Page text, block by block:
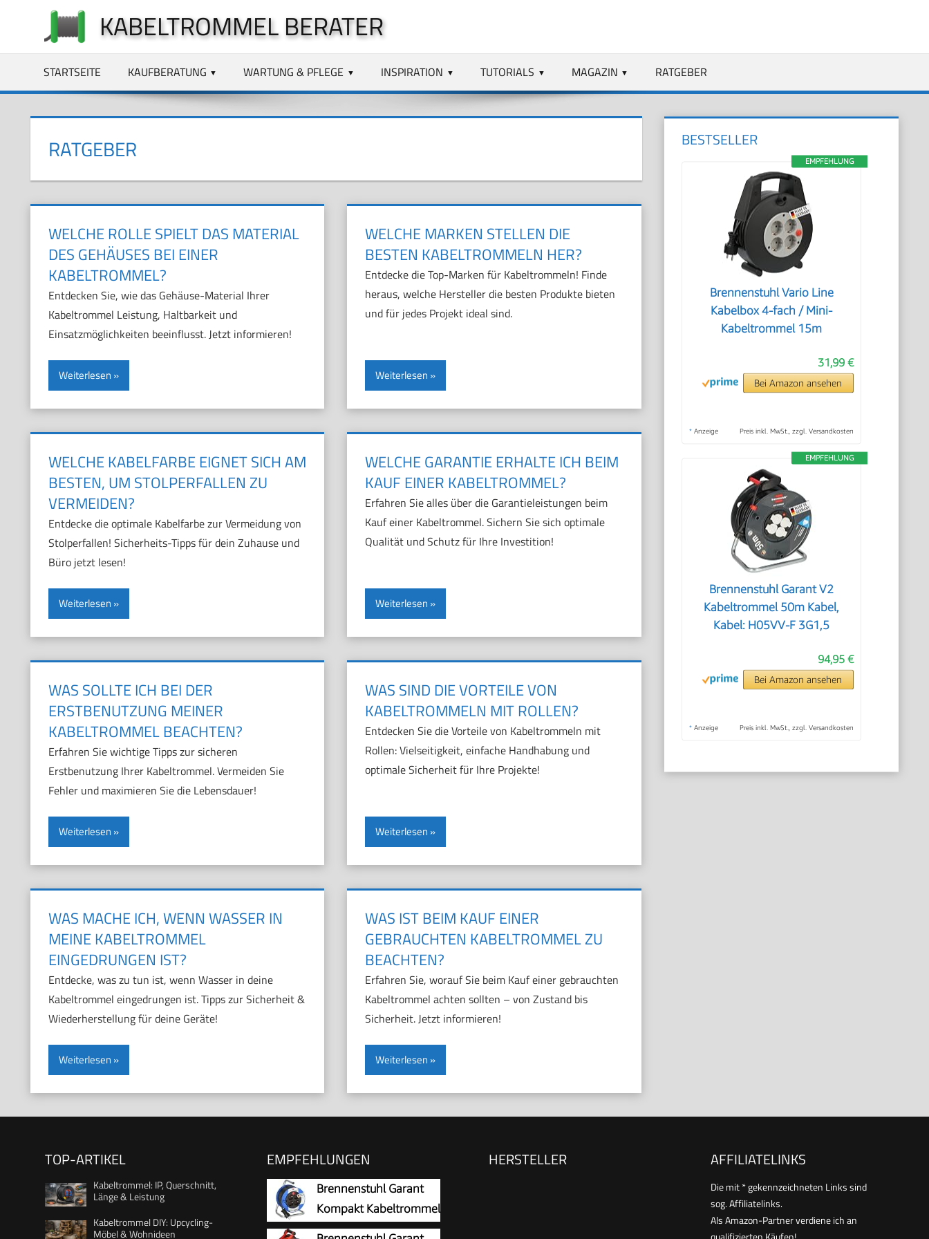
springen
KABELTROMMEL BERATER
STARTSEITE KAUFBERATUNG WARTUNG & PFLEGE INSPIRATION TUTORIALS MAGAZIN RATGEBER
RATGEBER
WELCHE ROLLE SPIELT DAS MATERIAL
DES GEHÄUSES BEI EINER
KABELTROMMEL?
Entdecken Sie, wie das Gehäuse-Material Ihrer
Kabeltrommel Leistung, Haltbarkeit und
Einsatzmöglichkeiten beeinflusst. Jetzt informieren!
Weiterlesen
WELCHE MARKEN STELLEN DIE
BESTEN KABELTROMMELN HER?
Entdecke die Top-Marken für Kabeltrommeln! Finde
heraus, welche Hersteller die besten Produkte bieten
und für jedes Projekt ideal sind.
Weiterlesen
WELCHE KABELFARBE EIGNET SICH AM
BESTEN, UM STOLPERFALLEN ZU
VERMEIDEN?
Entdecke die optimale Kabelfarbe zur Vermeidung von
Stolperfallen! Sicherheits-Tipps für dein Zuhause und
Büro jetzt lesen!
Weiterlesen
WELCHE GARANTIE ERHALTE ICH BEIM
KAUF EINER KABELTROMMEL?
Erfahren Sie alles über die Garantieleistungen beim
Kauf einer Kabeltrommel. Sichern Sie sich optimale
Qualität und Schutz für Ihre Investition!
Weiterlesen
WAS SOLLTE ICH BEI DER
ERSTBENUTZUNG MEINER
KABELTROMMEL BEACHTEN?
Erfahren Sie wichtige Tipps zur sicheren
Erstbenutzung Ihrer Kabeltrommel. Vermeiden Sie
Fehler und maximieren Sie die Lebensdauer!
Weiterlesen
WAS SIND DIE VORTEILE VON
KABELTROMMELN MIT ROLLEN?
Entdecken Sie die Vorteile von Kabeltrommeln mit
Rollen: Vielseitigkeit, einfache Handhabung und
optimale Sicherheit für Ihre Projekte!
Weiterlesen
WAS MACHE ICH, WENN WASSER IN
MEINE KABELTROMMEL
EINGEDRUNGEN IST?
Entdecke, was zu tun ist, wenn Wasser in deine
Kabeltrommel eingedrungen ist. Tipps zur Sicherheit &
Wiederherstellung für deine Geräte!
Weiterlesen
WAS IST BEIM KAUF EINER
GEBRAUCHTEN KABELTROMMEL ZU
BEACHTEN?
Erfahren Sie, worauf Sie beim Kauf einer gebrauchten
Kabeltrommel achten sollten – von Zustand bis
Sicherheit. Jetzt informieren!
Weiterlesen
BESTSELLER
EMPFEHLUNG
Brennenstuhl Vario Line
Kabelbox 4-fach / Mini-
Kabeltrommel 15m
31,99 €
Bei Amazon ansehen
* Anzeige Preis inkl. MwSt., zzgl. Versandkosten
EMPFEHLUNG
Brennenstuhl Garant V2
Kabeltrommel 50m Kabel,
Kabel: H05VV-F 3G1,5
94,95 €
Bei Amazon ansehen
* Anzeige Preis inkl. MwSt., zzgl. Versandkosten
TOP-ARTIKEL
Kabeltrommel: IP, Querschnitt,
Länge & Leistung
Kabeltrommel DIY: Upcycling-
Möbel & Wohnideen
EMPFEHLUNGEN
Brennenstuhl Garant
Kompakt Kabeltrommel
15m
HERSTELLER AFFILIATELINKS
Die mit * gekennzeichneten Links sind
sog. Affiliatelinks.
Als Amazon-Partner verdiene ich an